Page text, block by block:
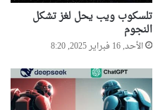
تلسكوب ويب يحل لغز تشكل
النجوم
الأحد, 16 فبراير 2025, 8:20